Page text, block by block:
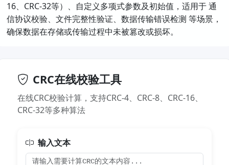
16、CRC-32等）、自定义多项式参数及初始值，适用于 ​通
信协议校验、文件完整性验证、数据传输错误检测​ 等场景，
确保数据在存储或传输过程中未被篡改或损坏。
CRC在线校验工具
在线CRC校验计算，支持CRC-4、CRC-8、CRC-16、
CRC-32等多种算法
输入文本